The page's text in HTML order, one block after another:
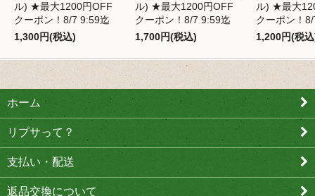
ル) ★最大1200円OFF
クーポン！8/7 9:59迄
1,300円(税込)
ル) ★最大1200円OFF
クーポン！8/7 9:59迄
1,700円(税込)
ル) ★最大
クーポン！
1,200円(税
ホーム
リプサって？
支払い・配送
返品交換について